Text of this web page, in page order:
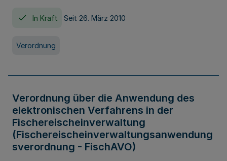
In Kraft Seit 26. März 2010
Verordnung
Verordnung über die Anwendung des
elektronischen Verfahrens in der
Fischereischeinverwaltung
(Fischereischeinverwaltungsanwendung
sverordnung - FischAVO)